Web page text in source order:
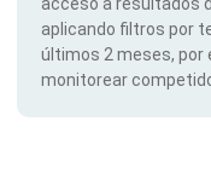
aplicando filtros por
últimos 2 meses, por
monitorear